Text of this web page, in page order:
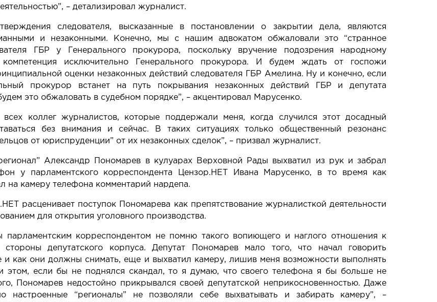
– детализировал журналист.
следователя, высказанные в постановлении о закрытии дела, являются
и незаконными. Конечно, мы с нашим адвокатом обжаловали это “странное
ГБР у Генерального прокурора, поскольку вручение подозрения народному
исключительно Генерального прокурора. И будем ждать от госпожи
оценки незаконных действий следователя ГБР Амелина. Ну и конечно, если
прокурор встанет на путь покрывания незаконных действий ГБР и депутата
это обжаловать в судебном порядке”, – акцентировал Марусенко.
коллег журналистов, которые поддержали меня, когда случился этот досадный
без внимания и сейчас. В таких ситуациях только общественный резонанс
от юриспруденции” от их незаконных сделок”, – призвал журналист.
Александр Пономарев в кулуарах Верховной Рады выхватил из рук и забрал
у парламентского корреспондента Цензор.НЕТ Ивана Марусенко, в то время как
на камеру телефона комментарий нардепа.
расценивает поступок Пономарева как препятствование журналисткой деятельности
для открытия уголовного производства.
парламентским корреспондентом не помню такого вопиющего и наглого отношения к
депутатского корпуса. Депутат Пономарев мало того, что начал говорить
и как они должны снимать, еще и выхватил камеру, лишив меня возможности выполнять
этом, если бы не поднялся скандал, то я думаю, что своего телефона я бы больше не
Пономарев недостойно прикрывался своей депутатской неприкосновенностью. Даже
настроенные “регионалы” не позволяли себе выхватывать и забирать камеру”, –